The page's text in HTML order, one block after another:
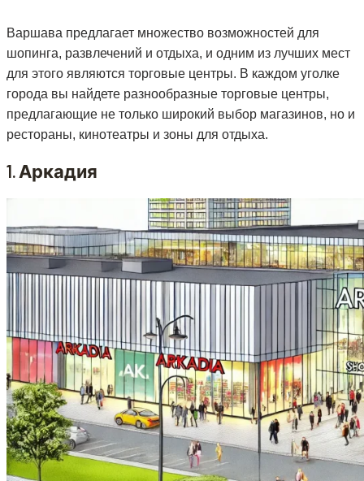
Варшава предлагает множество возможностей для
шопинга, развлечений и отдыха, и одним из лучших мест
для этого являются торговые центры. В каждом уголке
города вы найдете разнообразные торговые центры,
предлагающие не только широкий выбор магазинов, но и
рестораны, кинотеатры и зоны для отдыха.
1.Аркадия